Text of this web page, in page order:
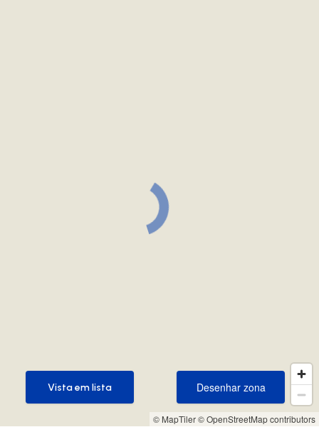
© MapTiler© OpenStreetMap contributors
Desenhar zona
Desenhar zona
Vista em lista
Vista em lista